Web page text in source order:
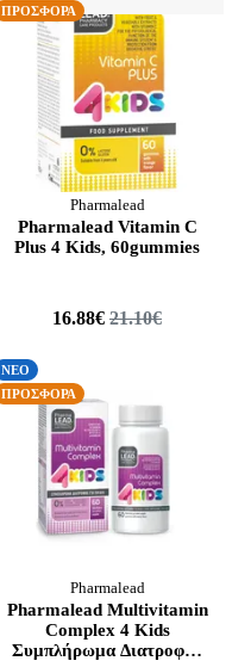
ΠΡΟΣΦΟΡΑ
Pharmalead
Pharmalead Vitamin C
Plus 4 Kids, 60gummies
16.88€ 21.10€
ΝΕΟ
ΠΡΟΣΦΟΡΑ
Pharmalead
Pharmalead Multivitamin
Complex 4 Kids
Συμπλήρωμα Διατροφής